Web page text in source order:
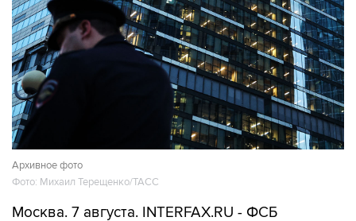
Архивное фото
Фото: Михаил Терещенко/ТАСС
Москва. 7 августа. INTERFAX.RU - ФСБ